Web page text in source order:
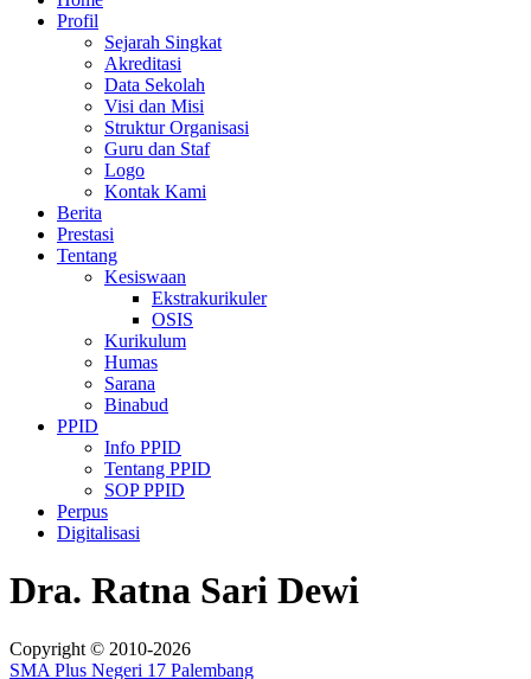
Profil
Sejarah Singkat
Akreditasi
Data Sekolah
Visi dan Misi
Struktur Organisasi
Guru dan Staf
Logo
Kontak Kami
Berita
Prestasi
Tentang
Kesiswaan
Ekstrakurikuler
OSIS
Kurikulum
Humas
Sarana
Binabud
PPID
Info PPID
Tentang PPID
SOP PPID
Perpus
Digitalisasi
Dra. Ratna Sari Dewi
Copyright © 2010-2026
SMA Plus Negeri 17 Palembang